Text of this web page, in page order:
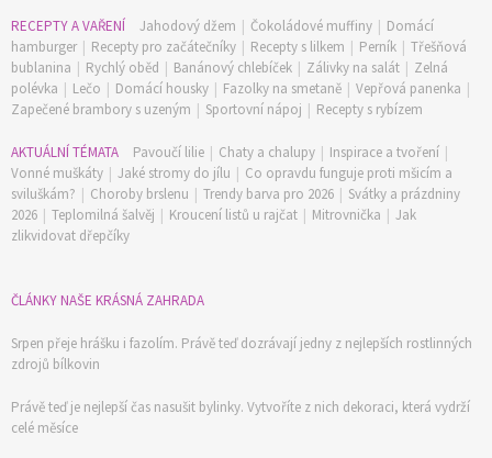
RECEPTY A VAŘENÍ Jahodový džem | Čokoládové muffiny | Domácí
hamburger | Recepty pro začátečníky | Recepty s lilkem | Perník | Třešňová
bublanina | Rychlý oběd | Banánový chlebíček | Zálivky na salát | Zelná
polévka | Lečo | Domácí housky | Fazolky na smetaně | Vepřová panenka |
Zapečené brambory s uzeným | Sportovní nápoj | Recepty s rybízem
AKTUÁLNÍ TÉMATA Pavoučí lilie | Chaty a chalupy | Inspirace a tvoření |
Vonné muškáty | Jaké stromy do jílu | Co opravdu funguje proti mšicím a
sviluškám? | Choroby brslenu | Trendy barva pro 2026 | Svátky a prázdniny
2026 | Teplomilná šalvěj | Kroucení listů u rajčat | Mitrovnička | Jak
zlikvidovat dřepčíky
ČLÁNKY NAŠE KRÁSNÁ ZAHRADA
Srpen přeje hrášku i fazolím. Právě teď dozrávají jedny z nejlepších rostlinných
zdrojů bílkovin
Právě teď je nejlepší čas nasušit bylinky. Vytvoříte z nich dekoraci, která vydrží
celé měsíce